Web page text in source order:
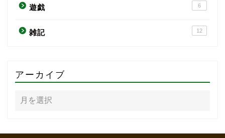
遊戯 6
雑記 12
アーカイブ